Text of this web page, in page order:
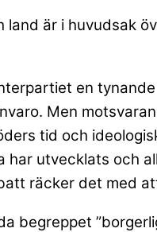
land är i huvudsak
en
Men
tid och
utvecklats och
räcker det med
begreppet